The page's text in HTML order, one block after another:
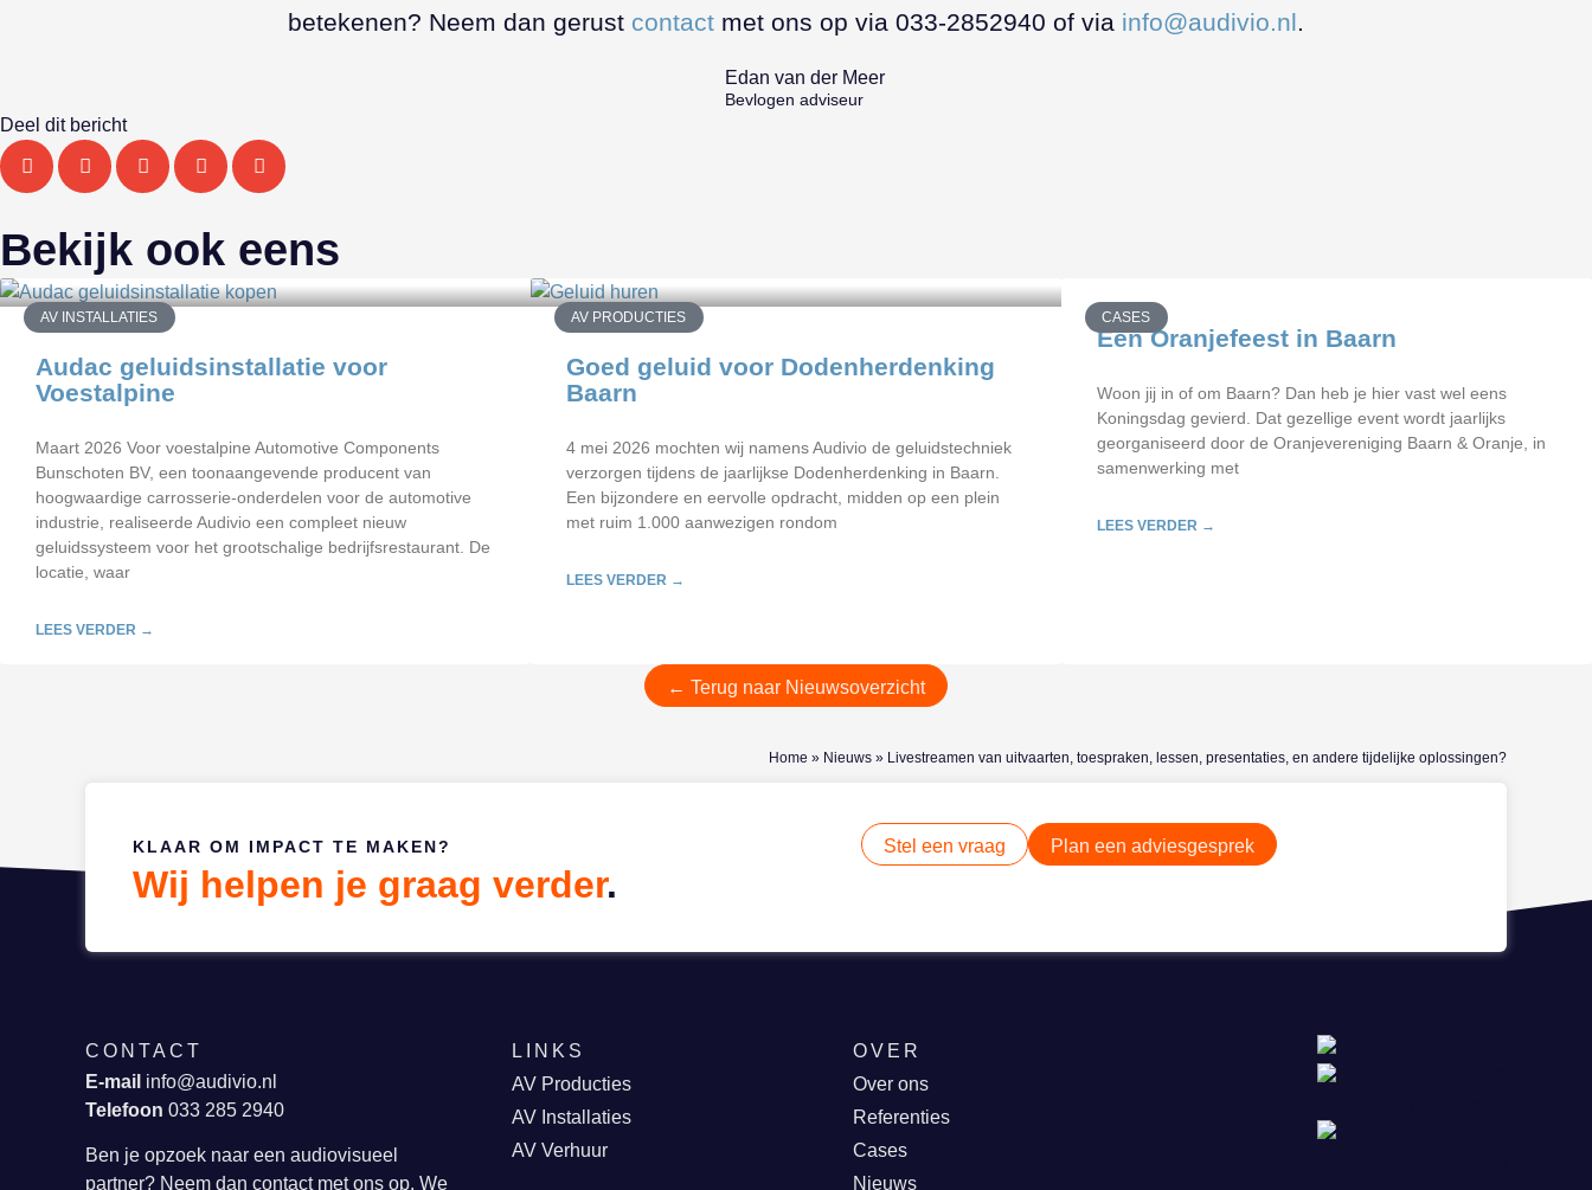
betekenen? Neem dan gerust contact met ons op via 033-2852940 of via info@audivio.nl.
Edan van der Meer
Bevlogen adviseur
Deel dit bericht
Bekijk ook eens
AV INSTALLATIES
Audac geluidsinstallatie voor
Voestalpine
Maart 2026 Voor voestalpine Automotive Components
Bunschoten BV, een toonaangevende producent van
hoogwaardige carrosserie-onderdelen voor de automotive
industrie, realiseerde Audivio een compleet nieuw
geluidssysteem voor het grootschalige bedrijfsrestaurant. De
locatie, waar
LEES VERDER →
AV PRODUCTIES
Goed geluid voor Dodenherdenking
Baarn
4 mei 2026 mochten wij namens Audivio de geluidstechniek
verzorgen tijdens de jaarlijkse Dodenherdenking in Baarn.
Een bijzondere en eervolle opdracht, midden op een plein
met ruim 1.000 aanwezigen rondom
LEES VERDER →
CASES
Een Oranjefeest in Baarn
Woon jij in of om Baarn? Dan heb je hier vast wel eens
Koningsdag gevierd. Dat gezellige event wordt jaarlijks
georganiseerd door de Oranjevereniging Baarn & Oranje, in
samenwerking met
LEES VERDER →
← Terug naar Nieuwsoverzicht
Home » Nieuws » Livestreamen van uitvaarten, toespraken, lessen, presentaties, en andere tijdelijke oplossingen?
KLAAR OM IMPACT TE MAKEN?
Wij helpen je graag verder.
Stel een vraag Plan een adviesgesprek
CONTACT
E-mail info@audivio.nl
Telefoon 033 285 2940
Ben je opzoek naar een audiovisueel
partner? Neem dan contact met ons op. We
LINKS
AV Producties
AV Installaties
AV Verhuur
OVER
Over ons
Referenties
Cases
Nieuws